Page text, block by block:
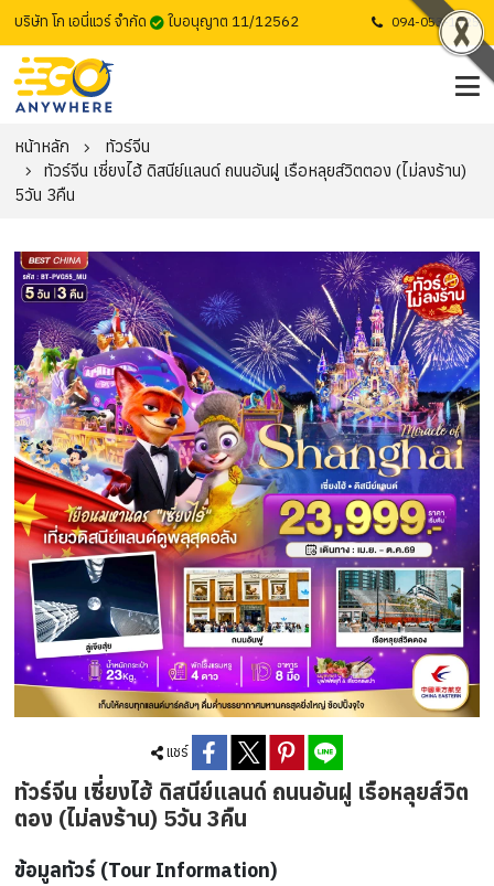
บริษัท โก เอนี่แวร์ จำกัด ใบอนุญาต 11/12562 094-053-1725
หน้าหลัก
ทัวร์จีน
ทัวร์จีน เซี่ยงไฮ้ ดิสนีย์แลนด์ ถนนอันฝู เรือหลุยส์วิตตอง (ไม่ลงร้าน)
5วัน 3คืน
แชร์
ทัวร์จีน เซี่ยงไฮ้ ดิสนีย์แลนด์ ถนนอันฝู เรือหลุยส์วิต
ตอง (ไม่ลงร้าน) 5วัน 3คืน
ข้อมูลทัวร์ (Tour Information)